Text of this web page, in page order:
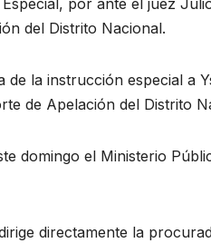
por ante el juez
del Distrito Nacional.
de la instrucción especial a
de Apelación del Distrito
domingo el Ministerio
directamente la